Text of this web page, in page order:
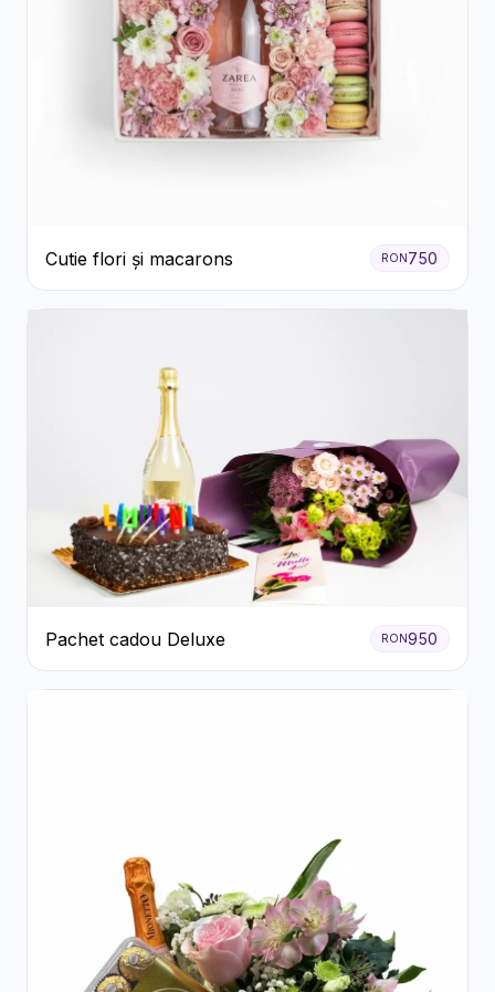
Cutie flori și macarons RON750
Pachet cadou Deluxe RON950